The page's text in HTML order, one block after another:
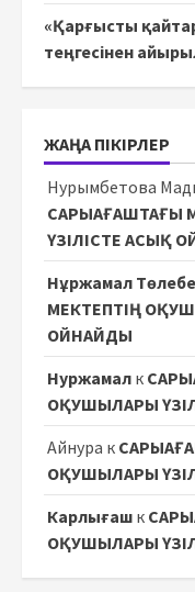
«Қарғысты
теңгесінен
ЖАҢА ПІКІРЛЕР
Нурымбетова
САРЫАҒАШТАҒЫ
ҮЗІЛІСТЕ АСЫҚ
Нұржамал
МЕКТЕПТІҢ
ОЙНАЙДЫ
Нуржамал к
ОҚУШЫЛАРЫ
Айнура к
ОҚУШЫЛАРЫ
Карлығаш к
ОҚУШЫЛАРЫ